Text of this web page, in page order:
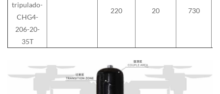
tripulado-
CHG4-
206-20-
35T
220 20 730